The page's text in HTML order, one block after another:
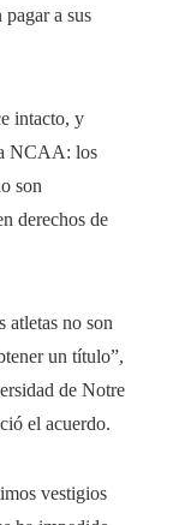
a sus
intacto, y
NCAA: los
son
derechos de
atletas no son
un título”,
de Notre
el acuerdo.
vestigios